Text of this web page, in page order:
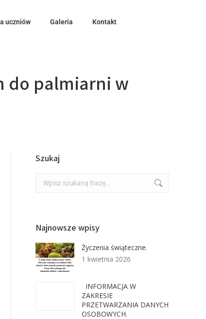
uczniów Galeria Kontakt
do palmiarni w
Szukaj
Najnowsze wpisy
Życzenia świąteczne.
1 kwietnia 2026
INFORMACJA W
ZAKRESIE
PRZETWARZANIA DANYCH
OSOBOWYCH.